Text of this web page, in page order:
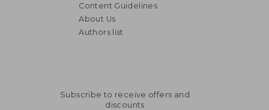
NT$ 1,074
Content Guidelines
About Us
Authors list
Subscribe to receive offers and
discounts